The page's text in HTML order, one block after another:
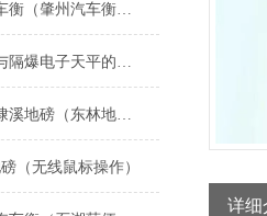
克山便携式汽车衡（肇州汽车衡）富裕便携式地磅）大同地磅维修
防爆电子天平与隔爆电子天平的区别分析
杨家埠地磅（埭溪地磅（东林地磅（道场地磅）南浔地磅）练市地磅维修
（无线鼠标操作）
详细